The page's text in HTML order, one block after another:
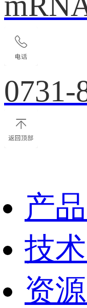
0731-
产
技
资